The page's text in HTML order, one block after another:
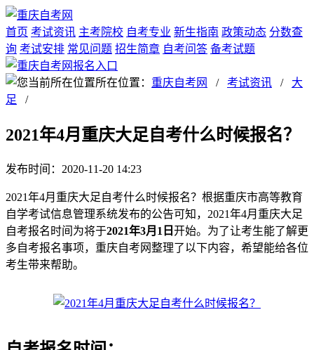
首页 考试资讯 主考院校 自考专业 新生指南 政策动态 分数查
询 考试安排 常见问题 招生简章 自考问答 备考试题
所在位置： 重庆自考网 / 考试资讯 / 大
足 /
2021年4月重庆大足自考什么时候报名？
发布时间：2020-11-20 14:23
2021年4月重庆大足自考什么时候报名？根据重庆市高等教育
自学考试信息管理系统发布的公告可知，2021年4月重庆大足
自考报名时间为将于2021年3月1日 开始。为了让考生能了解更
多自考报名事项，重庆自考网整理了以下内容，希望能给各位
考生带来帮助。